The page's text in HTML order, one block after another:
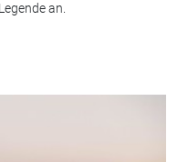
an.